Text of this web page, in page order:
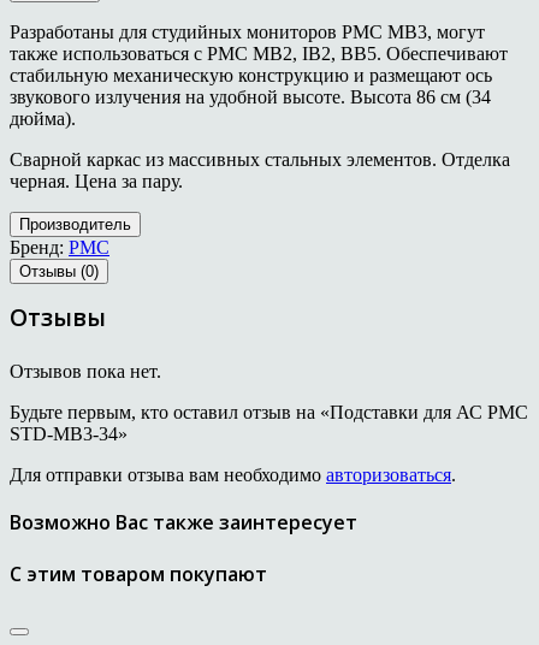
Разработаны для студийных мониторов PMC MB3, могут
также использоваться с PMC MB2, IB2, BB5. Обеспечивают
стабильную механическую конструкцию и размещают ось
звукового излучения на удобной высоте. Высота 86 см (34
дюйма).
Сварной каркас из массивных стальных элементов. Отделка
черная. Цена за пару.
Производитель
Бренд: PMC
Отзывы (0)
Отзывы
Отзывов пока нет.
Будьте первым, кто оставил отзыв на «Подставки для АС PMC
STD-MB3-34»
Для отправки отзыва вам необходимо авторизоваться.
Возможно Вас также заинтересует
С этим товаром покупают